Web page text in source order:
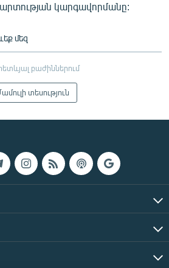
կարգավորմանը:
մեզ
բաժիններում
տեսություն